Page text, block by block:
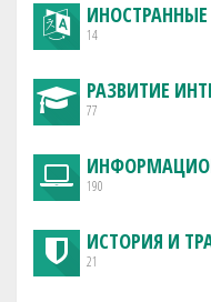
14
РАЗВИТИЕ
77
190
ИСТОРИЯ И
21